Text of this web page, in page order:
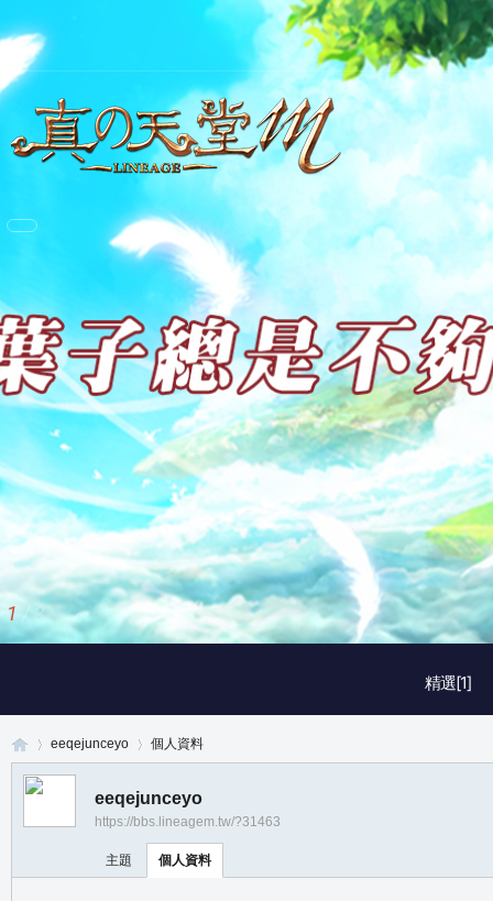
精選[1]
2 / 3
eeqejunceyo 個人資料
eeqejunceyo
https://bbs.lineagem.tw/?31463
主題 個人資料